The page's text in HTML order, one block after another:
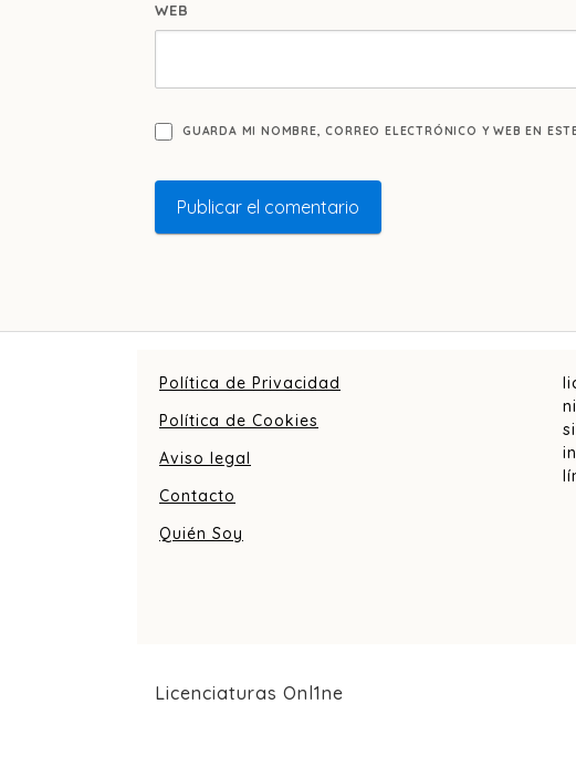
WEB
GUARDA MI NOMBRE, CORREO ELECTRÓNICO Y WEB EN
Política de Privacidad
Política de Cookies
Aviso legal
Contacto
Quién Soy
Licenciaturas Onl1ne